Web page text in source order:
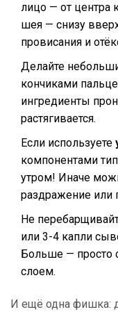
лицо — от центра
шея — снизу
провисания и
Делайте
кончиками
ингредиенты
растягивается.
Если используете
компонентами
утром! Иначе
раздражение или
Не
или 3-4 капли
Больше — просто
слоем.
И ещё одна фишка: